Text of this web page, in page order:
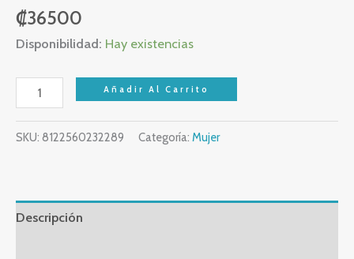
₡36500
Disponibilidad: Hay existencias
Añadir Al Carrito
SKU: 8122560232289 Categoría: Mujer
Descripción